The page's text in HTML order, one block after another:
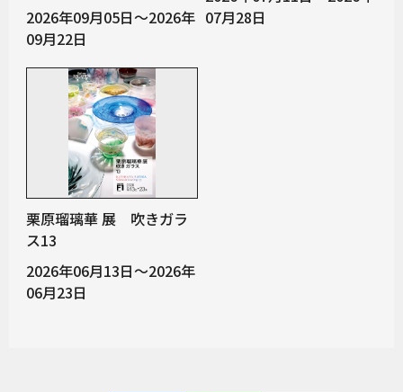
2026年09月05日～2026年
09月22日
07月28日
栗原瑠璃華 展 吹きガラ
ス13
2026年06月13日～2026年
06月23日